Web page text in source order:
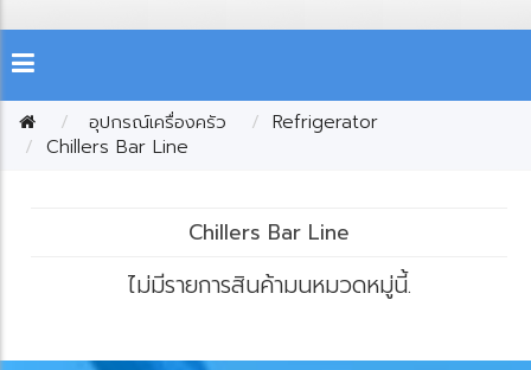
อุปกรณ์เครื่องครัว
Refrigerator
Chillers Bar Line
Chillers Bar Line
ไม่มีรายการสินค้ามนหมวดหมู่นี้.